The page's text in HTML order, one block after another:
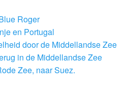
Roger
en Portugal
door de Middellandse Zee
in de Middellandse Zee
Zee, naar Suez.